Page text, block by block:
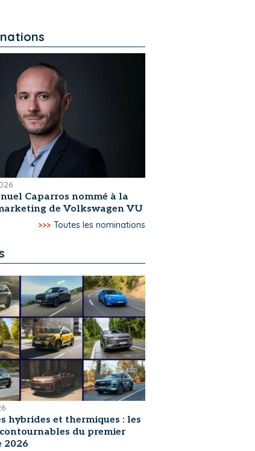
Caparros nommé à la
de Volkswagen VU
>>> Toutes les nominations
hybrides et thermiques : les
du premier
2026